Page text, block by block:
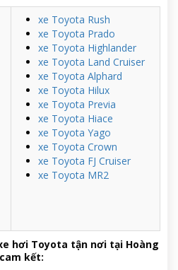
xe Toyota Rush
xe Toyota Prado
xe Toyota Highlander
xe Toyota Land Cruiser
xe Toyota Alphard
xe Toyota Hilux
xe Toyota Previa
xe Toyota Hiace
xe Toyota Yago
xe Toyota Crown
xe Toyota FJ Cruiser
xe Toyota MR2
hơi Toyota tận nơi tại Hoàng
kết: